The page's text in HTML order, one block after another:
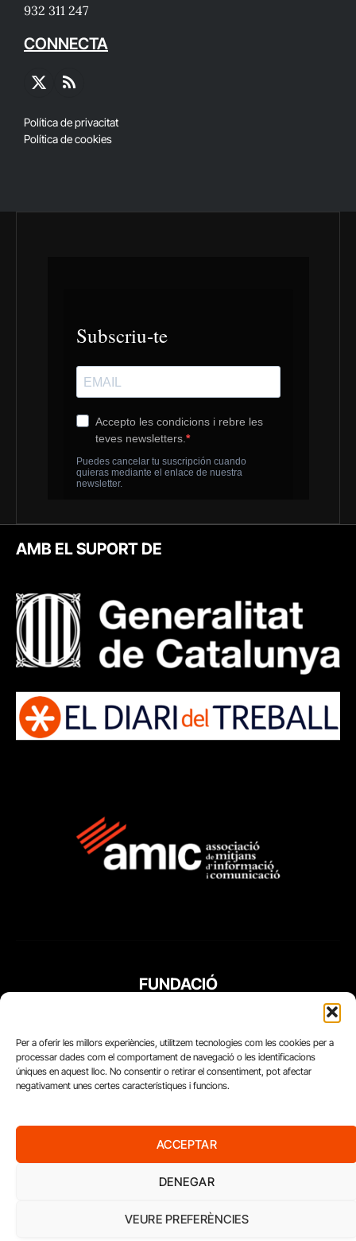
Per a oferir les millors experiències, utilitzem tecnologies com les cookies per a
processar dades com el comportament de navegació o les identificacions
úniques en aquest lloc. No consentir o retirar el consentiment, pot afectar
negativament unes certes característiques i funcions.
ACCEPTAR
DENEGAR
VEURE PREFERÈNCIES
932 311 247
CONNECTA
X
RSS
Política de privacitat
Política de cookies
AMB EL SUPORT DE
FUNDACIÓ